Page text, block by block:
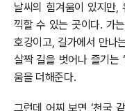
날씨의 힘겨움이 있지만,
끽할 수 있는 곳이다. 가
호강이고, 길가에서 만나
살짝 길을 벗어나 즐기는
움을 더해준다.
그런데 어찌 보면 ‘천국